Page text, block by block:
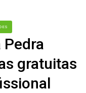
Pedra
gratuitas